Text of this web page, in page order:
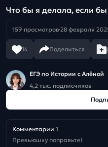
Что бы я делала, если бы
159 просмотров 28 февраля
14 Поделиться
ЕГЭ по Истории с Алёной
4,2 тыс. подписчиков
Комментарии 1
Превьюшку поправьте)